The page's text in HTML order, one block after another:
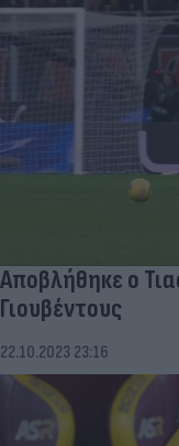
Αποβλήθηκε ο
Γιουβέντους
22.10.2023 23:16